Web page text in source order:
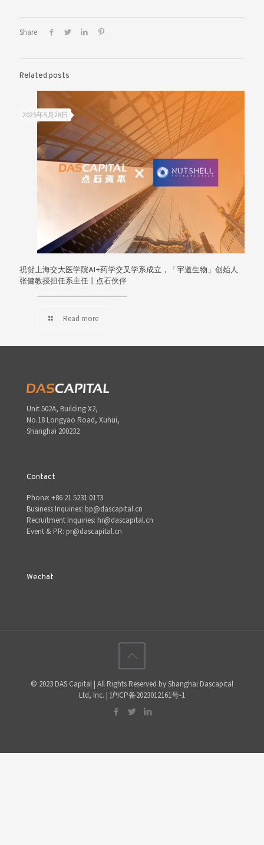
Share
Related posts
2025年5月28日
祝贺上海交大医学院AI+药学交叉学系成立，「宇道生物」创始人
张健教授担任系主任丨点石伙伴
Read more
Unit 502A, Building X2,
No.18 Longyao Road, Xuhui,
Shanghai 200232
Contact
Phone: +86 21 5231 0173
Business Inquiries: bp@dascapital.cn
Recruitment Inquiries: hr@dascapital.cn
Event & PR: pr@dascapital.cn
Wechat
© 2023 DAS Capital | All Rights Reserved by Shanghai Dascapital
Ltd, Inc. | 沪ICP备2023012161号-1